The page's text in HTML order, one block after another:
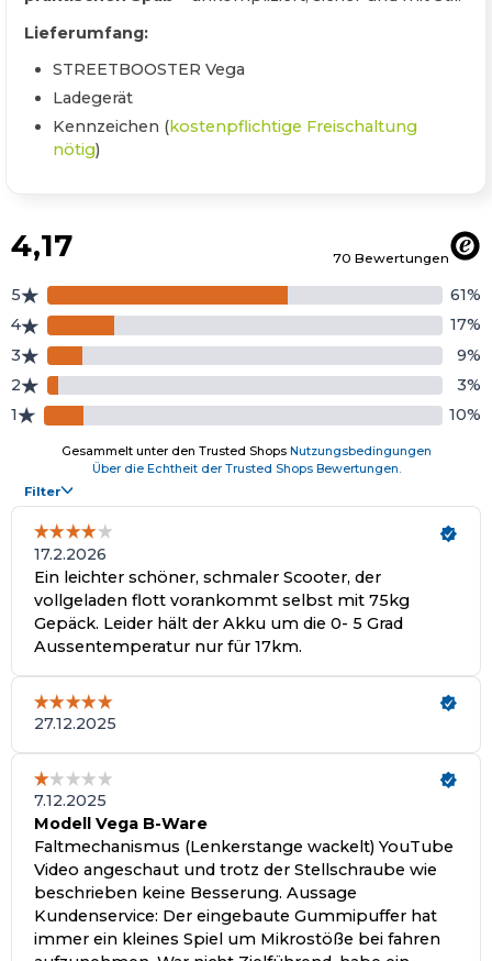
Lieferumfang:
STREETBOOSTER Vega
Ladegerät
Kennzeichen (kostenpflichtige Freischaltung
nötig)